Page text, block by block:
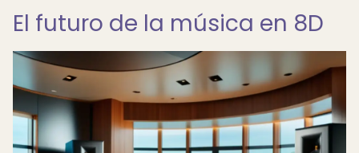
El futuro de la música en 8D